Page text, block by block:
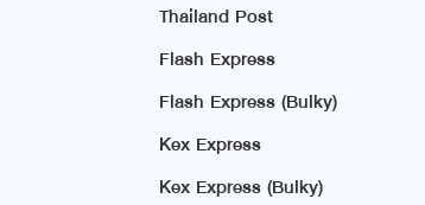
Thailand Post
Flash Express
Flash Express (Bulky)
Kex Express
Kex Express (Bulky)